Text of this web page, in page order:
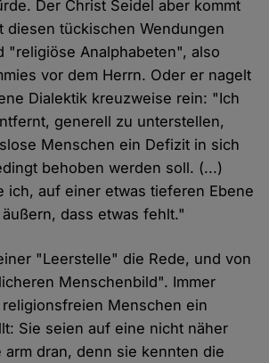
Der Christ Seidel aber kommt
diesen tückischen Wendungen
"religiöse Analphabeten", also
vor dem Herrn. Oder er nagelt
Dialektik kreuzweise rein: "Ich
generell zu unterstellen,
Menschen ein Defizit in sich
behoben werden soll. (...)
ich, auf einer etwas tieferen Ebene
dass etwas fehlt."
"Leerstelle" die Rede, und von
Menschenbild". Immer
Menschen ein
Sie seien auf eine nicht näher
arm dran, denn sie kennten die